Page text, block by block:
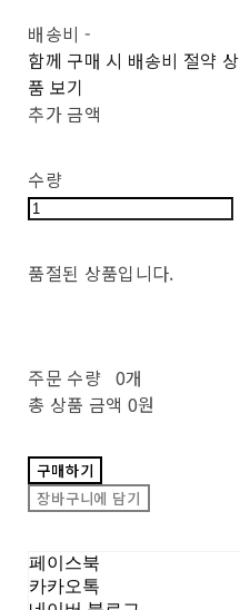
배송비 -
함께 구매 시 배송비 절약 상
품 보기
추가 금액
수량
품절된 상품입니다.
주문 수량 0개
총 상품 금액 0원
구매하기
장바구니에 담기
페이스북
카카오톡